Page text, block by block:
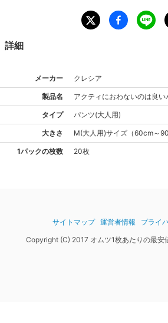
詳細
メーカー クレシア
製品名 アクティ におわないのは良
タイプ パンツ(大人用)
大きさ M(大人用)サイズ （60cm～
1パックの枚数 20枚
サイトマップ 運営者情報
プライ
Copyright (C) 2017 オムツ1枚あたりの最安